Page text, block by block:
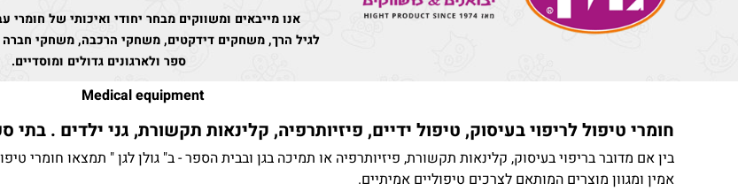
אנו מייבאים ומשווקים מבחר יחודי ואיכותי של חומרי
לגיל הרך, משחקים דידקטים, משחקי הרכבה, משחקי חברה
ספר ולארגונים גדולים ומוסדיים.
Medical equipment
חומרי טיפול לריפוי בעיסוק, טיפול ידיים, פיזיותרפיה, קלינאות תקשורת, גני ילדים . בתי
בין אם מדובר בריפוי בעיסוק, קלינאות תקשורת, פיזיותרפיה או תמיכה בגן ובבית הספר - ב" גולן לגן " תמצאו חומרי
אמין ומגוון מוצרים המותאם לצרכים טיפוליים אמיתיים.